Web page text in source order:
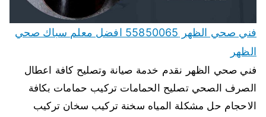
فني صحي الظهر 55850065 افضل معلم سباك صحي
الظهر
فني صحي الظهر نقدم خدمة صيانة وتصليح كافة اعطال
الصرف الصحي تصليح الحمامات تركيب حمامات بكافة
الاحجام حل مشكلة المياه سخنة تركيب سخان تركيب